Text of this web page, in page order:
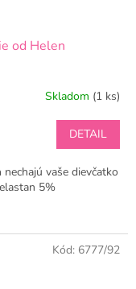
od Helen
Skladom (1 ks)
DETAIL
vaše dievčatko
5%
Kód: 6777/92